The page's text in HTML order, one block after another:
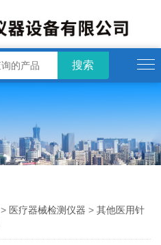
> 医疗器械检测仪器 >其他医用针